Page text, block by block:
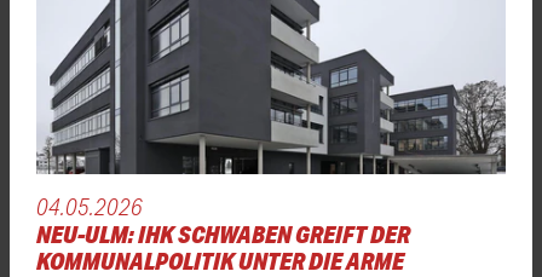
04.05.2026
NEU-ULM: IHK SCHWABEN GREIFT DER
KOMMUNALPOLITIK UNTER DIE ARME